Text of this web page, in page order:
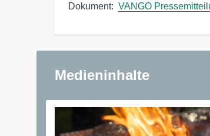
Dokument: VANGO
Medieninhalte